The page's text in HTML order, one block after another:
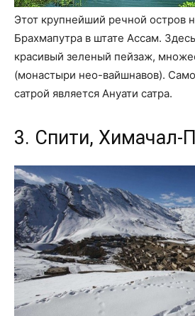
Этот крупнейший речной остров
Брахмапутра в штате Ассам.
красивый зеленый пейзаж,
(монастыри нео-вайшнавов).
сатрой является Ануати сатра.
3. Спити, Химачал-